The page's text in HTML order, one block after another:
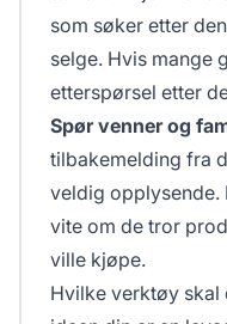
som søker etter
selge. Hvis mange
etterspørsel etter
Spør venner og
tilbakemelding fra
veldig
vite om de tror
ville kjøpe.
Hvilke verktøy skal